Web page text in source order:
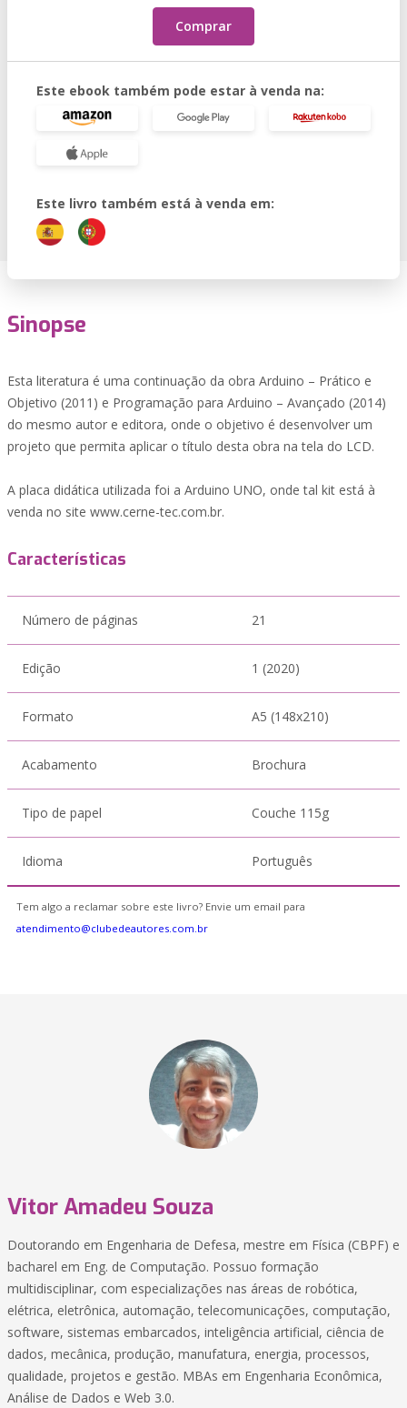
Comprar
Este ebook também pode estar à venda na:
Este livro também está à venda em:
Sinopse
Esta literatura é uma continuação da obra Arduino – Prático e
Objetivo (2011) e Programação para Arduino – Avançado (2014)
do mesmo autor e editora, onde o objetivo é desenvolver um
projeto que permita aplicar o título desta obra na tela do LCD.
A placa didática utilizada foi a Arduino UNO, onde tal kit está à
venda no site www.cerne-tec.com.br.
Características
Número de páginas 21
Edição 1 (2020)
Formato A5 (148x210)
Acabamento Brochura
Tipo de papel Couche 115g
Idioma Português
Tem algo a reclamar sobre este livro? Envie um email para
atendimento@clubedeautores.com.br
Vitor Amadeu Souza
Doutorando em Engenharia de Defesa, mestre em Física (CBPF) e
bacharel em Eng. de Computação. Possuo formação
multidisciplinar, com especializações nas áreas de robótica,
elétrica, eletrônica, automação, telecomunicações, computação,
software, sistemas embarcados, inteligência artificial, ciência de
dados, mecânica, produção, manufatura, energia, processos,
qualidade, projetos e gestão. MBAs em Engenharia Econômica,
Análise de Dados e Web 3.0.